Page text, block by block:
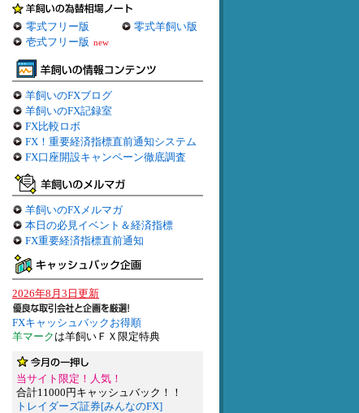
零式フリー版
零式羊飼い版
壱式フリー版 new
羊飼いのFXブログ
羊飼いのFX記録室
FX比較ロボ
FX！重要経済指標直前通知システム
FX口座開設キャンペーン徹底調査
羊飼いのFXメルマガ
本日の必見イベント＆経済指標
FX重要経済指標直前通知
2026年8月3日更新
FXキャッシュバックお得順
羊マーク は羊飼いＦＸ限定特典
当サイト限定！人気！
合計11000円キャッシュバック！！
トレイダーズ証券[みんなのFX]